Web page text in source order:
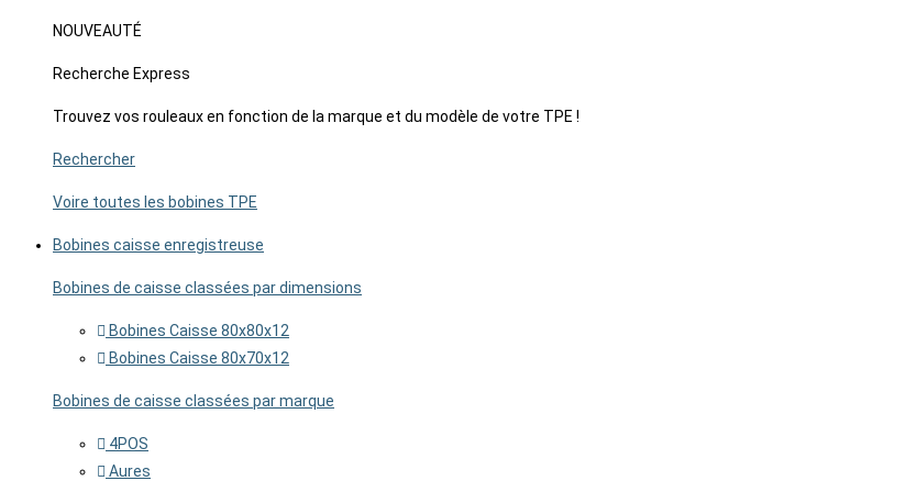
NOUVEAUTÉ
Recherche Express
Trouvez vos rouleaux en fonction de la marque et du modèle de votre TPE !
Rechercher
Voire toutes les bobines TPE
Bobines caisse enregistreuse
Bobines de caisse classées par dimensions
Bobines Caisse 80x80x12
Bobines Caisse 80x70x12
Bobines de caisse classées par marque
4POS
Aures